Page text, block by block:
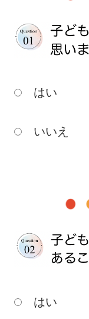
はい
いいえ
はい